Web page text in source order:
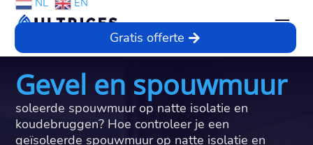
NL EN
Gratis offerte
Gevel en spouwmuur
soleerde spouwmuur op natte isolatie en
koudebruggen? Hoe controleer je een
geïsoleerde spouwmuur op natte isolatie en